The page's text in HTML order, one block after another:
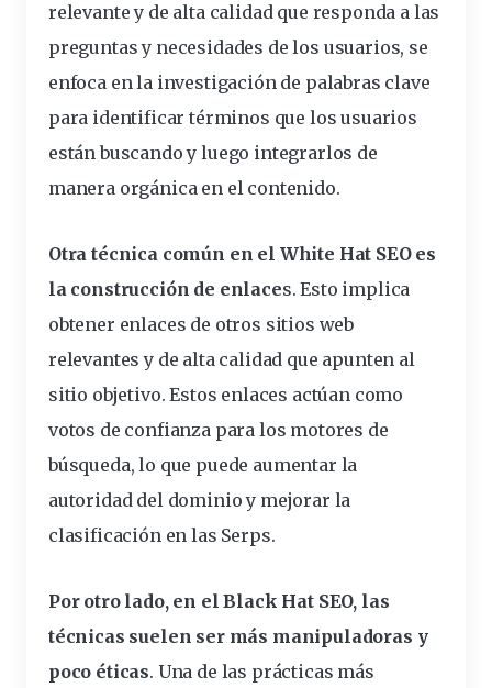
relevante y de alta calidad que responda a las
preguntas y necesidades de los usuarios, se
enfoca en la investigación de palabras clave
para identificar términos que los usuarios
están buscando y luego integrarlos de
manera orgánica en el contenido.
Otra técnica común en el White Hat SEO es
la construcción de enlaces. Esto implica
obtener enlaces de otros sitios web
relevantes y de alta calidad que apunten al
sitio objetivo. Estos enlaces actúan como
votos de confianza para los motores de
búsqueda, lo que puede aumentar la
autoridad del dominio y mejorar la
clasificación en las Serps.
Por otro lado, en el Black Hat SEO, las
técnicas suelen ser más manipuladoras y
poco éticas. Una de las prácticas más